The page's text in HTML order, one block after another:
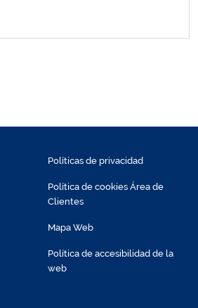
Políticas de privacidad
Política de cookies Área de
Clientes
Mapa Web
Política de accesibilidad de la
web